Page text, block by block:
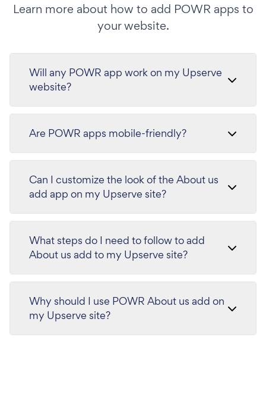
Learn more about how to add POWR apps to
your website.
Will any POWR app work on my Upserve
website?
Are POWR apps mobile-friendly?
Can I customize the look of the About us
add app on my Upserve site?
What steps do I need to follow to add
About us add to my Upserve site?
Why should I use POWR About us add on
my Upserve site?